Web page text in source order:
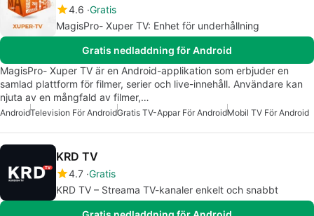
4.6 Gratis
MagisPro- Xuper TV: Enhet för underhållning
Gratis nedladdning för Android
MagisPro- Xuper TV är en Android-applikation som erbjuder en
samlad plattform för filmer, serier och live-innehåll. Användare kan
njuta av en mångfald av filmer,…
AndroidTelevision För AndroidGratis TV-Appar För AndroidMobil TV För Android
KRD TV
4.7 Gratis
KRD TV – Streama TV-kanaler enkelt och snabbt